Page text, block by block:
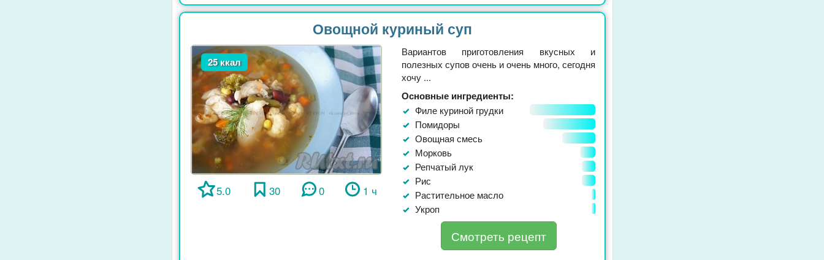
Овощной куриный суп
25 ккал
5.0 30 0 1 ч
Вариантов приготовления вкусных и
полезных супов очень и очень много, сегодня
хочу ...
Основные ингредиенты:
Филе куриной грудки
Помидоры
Овощная смесь
Морковь
Репчатый лук
Рис
Растительное масло
Укроп
Смотреть рецепт